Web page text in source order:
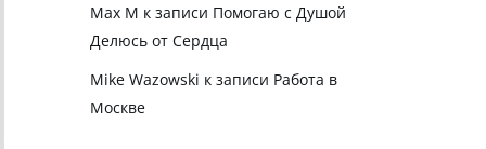
Max M к записи Помогаю с Душой
Делюсь от Сердца
Mike Wazowski к записи Работа в
Москве